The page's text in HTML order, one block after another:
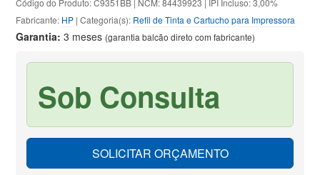
Fabricante: HP | Categoria(s): Refil de Tinta e Cartucho para Impressora
Garantia:3 meses (garantia balcão direto com fabricante)
Sob Consulta
SOLICITAR ORÇAMENTO